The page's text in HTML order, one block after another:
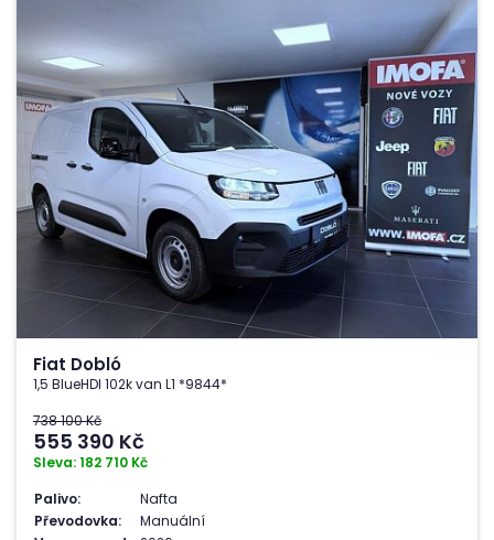
Fiat Dobló
1,5 BlueHDI 102k van L1 *9844*
738 100 Kč
555 390 Kč
Sleva: 182 710 Kč
Palivo:
Nafta
Převodovka:
Manuální